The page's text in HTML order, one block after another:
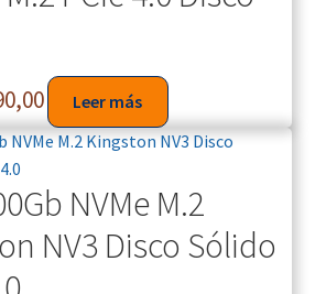
Leer más
NVMe M.2
NV3 Disco Sólido